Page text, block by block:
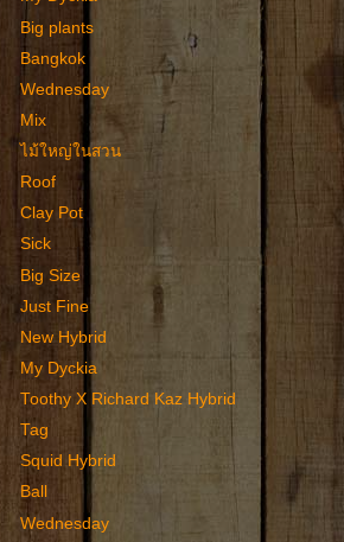
Big plants
Bangkok
Wednesday
Mix
ไม้ใหญ่ในสวน
Roof
Clay Pot
Sick
Big Size
Just Fine
New Hybrid
My Dyckia
Toothy X Richard Kaz Hybrid
Tag
Squid Hybrid
Ball
Wednesday